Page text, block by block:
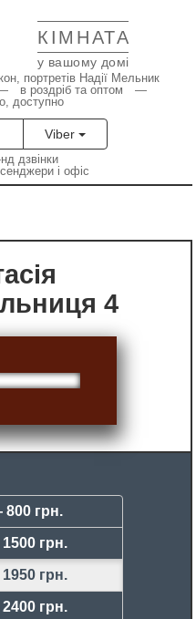
КІМНАТА
у вашому домі
портретів Надії Мельник
— в роздріб та оптом —
доступно
Viber
дзвінки
і офіс
4
800 грн.
1500 грн.
1950 грн.
2400 грн.